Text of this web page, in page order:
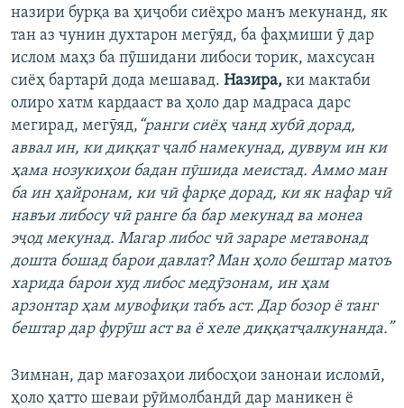
назири бурқа ва ҳиҷоби сиёҳро манъ мекунанд, як
тан аз чунин духтарон мегӯяд, ба фаҳмиши ӯ дар
ислом маҳз ба пӯшидани либоси торик, махсусан
сиёҳ бартарӣ дода мешавад. Назира, ки мактаби
олиро хатм кардааст ва ҳоло дар мадраса дарс
мегирад, мегӯяд, “ранги сиёҳ чанд хубӣ дорад,
аввал ин, ки диққат ҷалб намекунад, дуввум ин ки
ҳама нозукиҳои бадан пӯшида меистад. Аммо ман
ба ин ҳайронам, ки чӣ фарқе дорад, ки як нафар чӣ
навъи либосу чӣ ранге ба бар мекунад ва монеа
эҷод мекунад. Магар либос чӣ зараре метавонад
дошта бошад барои давлат? Ман ҳоло бештар матоъ
харида барои худ либос медӯзонам, ин ҳам
арзонтар ҳам мувофиқи табъ аст. Дар бозор ё танг
бештар дар фурӯш аст ва ё хеле диққатҷалкунанда.”
Зимнан, дар мағозаҳои либосҳои занонаи исломӣ,
ҳоло ҳатто шеваи рӯймолбандӣ дар маникен ё